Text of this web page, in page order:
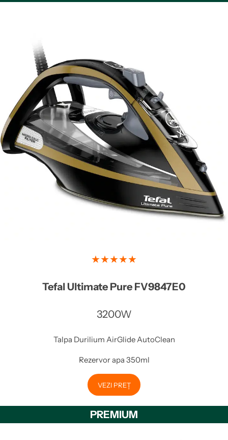
★★★★★
Tefal Ultimate Pure FV9847E0
3200W
Talpa Durilium AirGlide AutoClean
Rezervor apa 350ml
VEZI PREȚ
PREMIUM